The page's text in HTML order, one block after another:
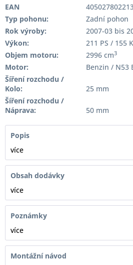
EAN
Typ pohonu:
Zadní pohon
Rok výroby:
2007-03 bis
Výkon:
211 PS / 155
Objem motoru:
2996 cm3
Motor:
Benzin / N53
Šíření rozchodu /
Kolo:
25 mm
Šíření rozchodu /
Náprava:
50 mm
Popis
více
Obsah dodávky
více
Poznámky
více
Montážní návod